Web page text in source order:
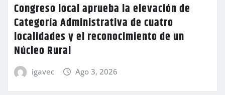
Congreso local aprueba la elevación de
Categoría Administrativa de cuatro
localidades y el reconocimiento de un
Núcleo Rural
igavec Ago 3, 2026